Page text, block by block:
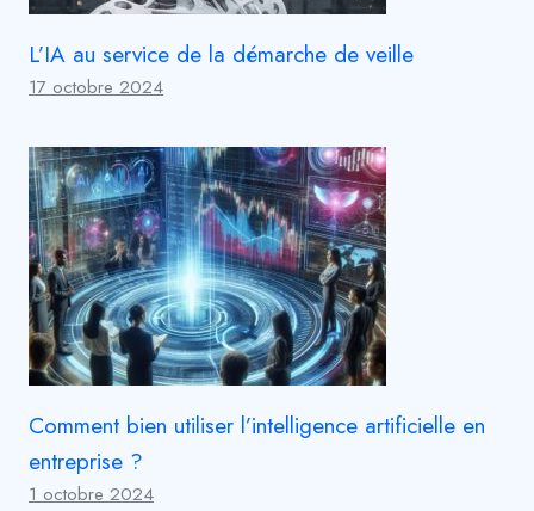
L’IA au service de la démarche de veille
17 octobre 2024
Comment bien utiliser l’intelligence artificielle en
entreprise ?
1 octobre 2024